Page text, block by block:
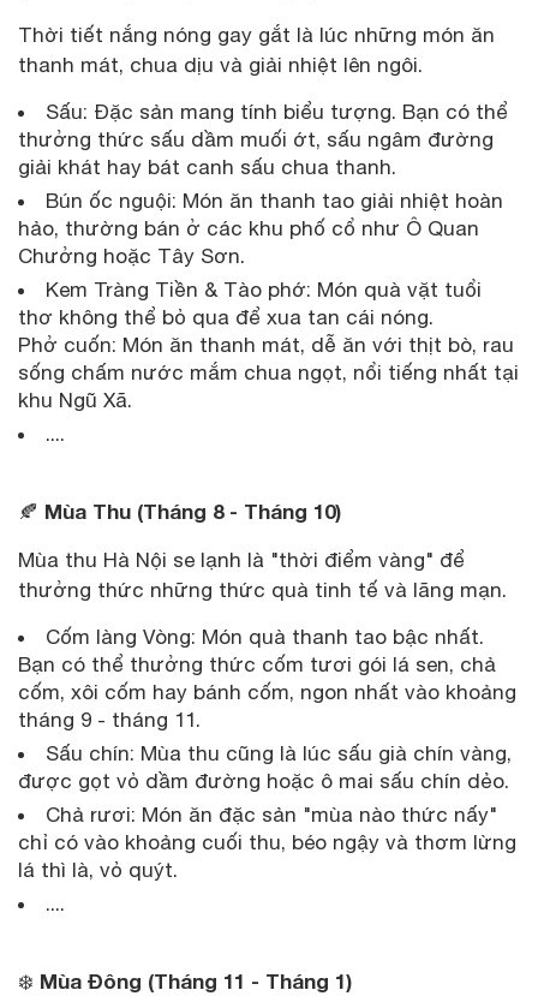
Thời tiết nắng nóng gay gắt là lúc những món ăn
thanh mát, chua dịu và giải nhiệt lên ngôi.
Sấu: Đặc sản mang tính biểu tượng. Bạn có thể
thưởng thức sấu dầm muối ớt, sấu ngâm đường
giải khát hay bát canh sấu chua thanh.
Bún ốc nguội: Món ăn thanh tao giải nhiệt hoàn
hảo, thường bán ở các khu phố cổ như Ô Quan
Chưởng hoặc Tây Sơn.
Kem Tràng Tiền & Tào phớ: Món quà vặt tuổi
thơ không thể bỏ qua để xua tan cái nóng.
Phở cuốn: Món ăn thanh mát, dễ ăn với thịt bò, rau
sống chấm nước mắm chua ngọt, nổi tiếng nhất tại
khu Ngũ Xã.
....
🍂 Mùa Thu (Tháng 8 - Tháng 10)
Mùa thu Hà Nội se lạnh là "thời điểm vàng" để
thưởng thức những thức quà tinh tế và lãng mạn.
Cốm làng Vòng: Món quà thanh tao bậc nhất.
Bạn có thể thưởng thức cốm tươi gói lá sen, chả
cốm, xôi cốm hay bánh cốm, ngon nhất vào khoảng
tháng 9 - tháng 11.
Sấu chín: Mùa thu cũng là lúc sấu già chín vàng,
được gọt vỏ dầm đường hoặc ô mai sấu chín dẻo.
Chả rươi: Món ăn đặc sản "mùa nào thức nấy"
chỉ có vào khoảng cuối thu, béo ngậy và thơm lừng
lá thì là, vỏ quýt.
....
❄️ Mùa Đông (Tháng 11 - Tháng 1)